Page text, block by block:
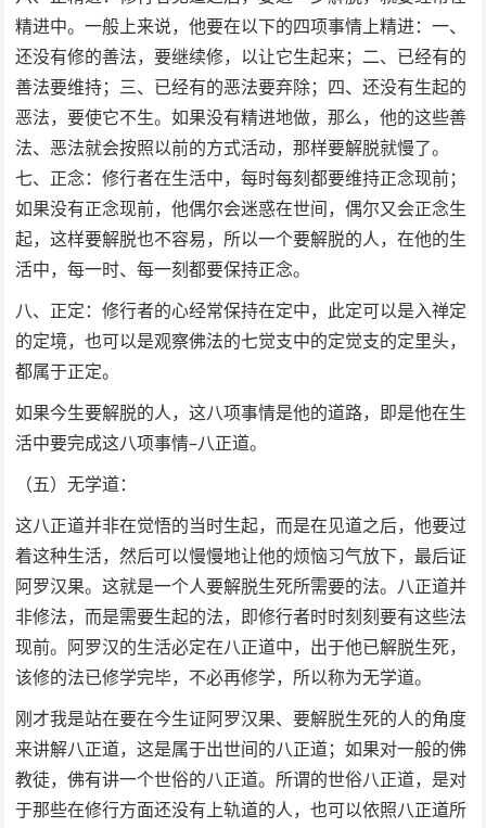
精进中。一般上来说，他要在以下的四项事情上精进：一、
还没有修的善法，要继续修，以让它生起来；二、已经有的
善法要维持；三、已经有的恶法要弃除；四、还没有生起的
恶法，要使它不生。如果没有精进地做，那么，他的这些善
法、恶法就会按照以前的方式活动，那样要解脱就慢了。
七、正念：修行者在生活中，每时每刻都要维持正念现前；
如果没有正念现前，他偶尔会迷惑在世间，偶尔又会正念生
起，这样要解脱也不容易，所以一个要解脱的人，在他的生
活中，每一时、每一刻都要保持正念。
八、正定：修行者的心经常保持在定中，此定可以是入禅定
的定境，也可以是观察佛法的七觉支中的定觉支的定里头，
都属于正定。
如果今生要解脱的人，这八项事情是他的道路，即是他在生
活中要完成这八项事情–八正道。
（五）无学道：
这八正道并非在觉悟的当时生起，而是在见道之后，他要过
着这种生活，然后可以慢慢地让他的烦恼习气放下，最后证
阿罗汉果。这就是一个人要解脱生死所需要的法。八正道并
非修法，而是需要生起的法，即修行者时时刻刻要有这些法
现前。阿罗汉的生活必定在八正道中，出于他已解脱生死，
该修的法已修学完毕，不必再修学，所以称为无学道。
刚才我是站在要在今生证阿罗汉果、要解脱生死的人的角度
来讲解八正道，这是属于出世间的八正道；如果对一般的佛
教徒，佛有讲一个世俗的八正道。所谓的世俗八正道，是对
于那些在修行方面还没有上轨道的人，也可以依照八正道所